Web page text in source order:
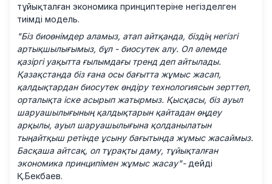
тұйықталған экономика принциптеріне негізделген
тиімді модель.
"Біз биоөнімдер аламыз, атап айтқанда, біздің негізгі
артықшылығымыз, бұл - биосутек алу. Ол әлемде
қазіргі уақытта ғылымдағы тренд деп айтылады.
Қазақстанда біз ғана осы бағытта жұмыс жасап,
қалдықтардан биосутек өндіру технологиясын зерттеп,
орталықта іске асырып жатырмыз. Қысқасы, біз ауыл
шаруашылығының қалдықтарын қайтадан өңдеу
арқылы, ауыл шаруашылығына қолданылатын
тыңайтқыш ретінде ұсыну бағытында жұмыс жасаймыз.
Басқаша айтсақ, ол тұрақты даму, тұйықталған
экономика принципімен жұмыс жасау"- дейді
Қ.Бекбаев.